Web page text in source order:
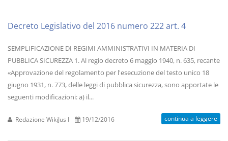
Decreto Legislativo del 2016 numero 222 art. 4
SEMPLIFICAZIONE DI REGIMI AMMINISTRATIVI IN MATERIA DI
PUBBLICA SICUREZZA 1. Al regio decreto 6 maggio 1940, n. 635, recante
«Approvazione del regolamento per l'esecuzione del testo unico 18
giugno 1931, n. 773, delle leggi di pubblica sicurezza, sono apportate le
seguenti modificazioni: a) il...
Redazione WikiJus I 19/12/2016 continua a leggere